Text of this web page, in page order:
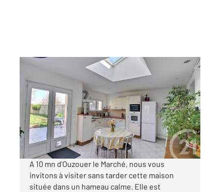
BEAUCE LA ROMAINE 41
83,37 m
Ref : 6756
Maison à vendre
130 000 €
Visiter le site dédié
A 10 mn d'Ouzouer le Marché, nous vous
invitons à visiter sans tarder cette maison
située dans un hameau calme. Elle est